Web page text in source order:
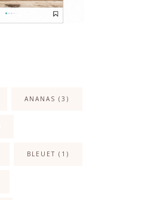
ANANAS (3)
BLEUET (1)